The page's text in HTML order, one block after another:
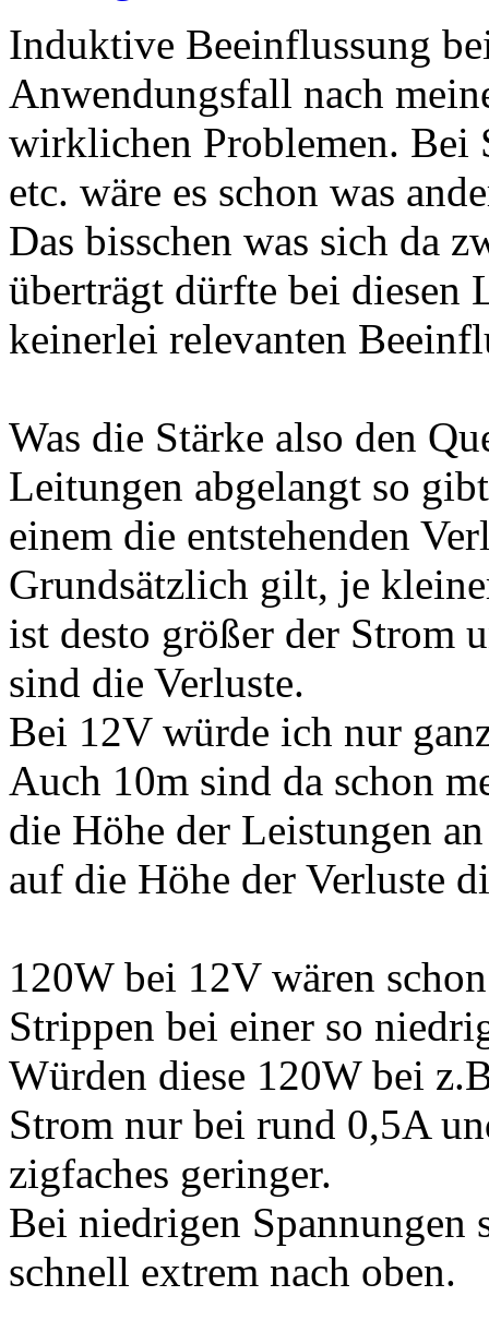
Induktive Beeinflussung
Anwendungsfall nach
wirklichen Problemen. Bei
etc. wäre es schon was
Das bisschen was sich da
überträgt dürfte bei diesen
keinerlei relevanten
Was die Stärke also den
Leitungen abgelangt so
einem die entstehenden
Grundsätzlich gilt, je
ist desto größer der Strom
sind die Verluste.
Bei 12V würde ich nur
Auch 10m sind da schon
die Höhe der Leistungen
auf die Höhe der Verluste
120W bei 12V wären
Strippen bei einer so
Würden diese 120W bei
Strom nur bei rund 0,5A
zigfaches geringer.
Bei niedrigen Spannungen
schnell extrem nach oben.